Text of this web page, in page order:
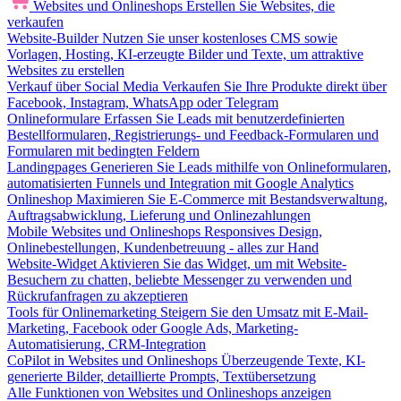
Websites und Onlineshops Erstellen Sie Websites, die
verkaufen
Website-Builder Nutzen Sie unser kostenloses CMS sowie
Vorlagen, Hosting, KI-erzeugte Bilder und Texte, um attraktive
Websites zu erstellen
Verkauf über Social Media Verkaufen Sie Ihre Produkte direkt über
Facebook, Instagram, WhatsApp oder Telegram
Onlineformulare Erfassen Sie Leads mit benutzerdefinierten
Bestellformularen, Registrierungs- und Feedback-Formularen und
Formularen mit bedingten Feldern
Landingpages Generieren Sie Leads mithilfe von Onlineformularen,
automatisierten Funnels und Integration mit Google Analytics
Onlineshop Maximieren Sie E-Commerce mit Bestandsverwaltung,
Auftragsabwicklung, Lieferung und Onlinezahlungen
Mobile Websites und Onlineshops Responsives Design,
Onlinebestellungen, Kundenbetreuung - alles zur Hand
Website-Widget Aktivieren Sie das Widget, um mit Website-
Besuchern zu chatten, beliebte Messenger zu verwenden und
Rückrufanfragen zu akzeptieren
Tools für Onlinemarketing Steigern Sie den Umsatz mit E-Mail-
Marketing, Facebook oder Google Ads, Marketing-
Automatisierung, CRM-Integration
CoPilot in Websites und Onlineshops Überzeugende Texte, KI-
generierte Bilder, detaillierte Prompts, Textübersetzung
Alle Funktionen von Websites und Onlineshops anzeigen